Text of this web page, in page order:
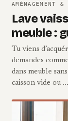
AMÉNAGEMENT &
Lave
meuble :
Tu viens
demandes
dans meuble
caisson vide ou